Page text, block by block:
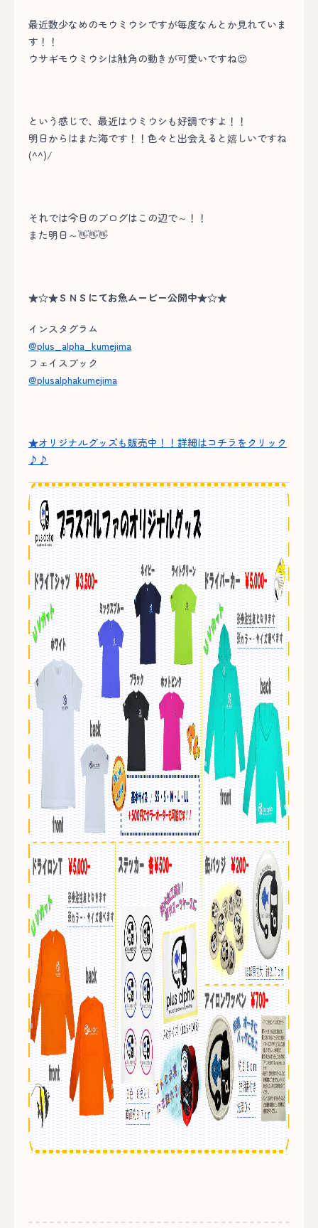
最近数少なめのモウミウシですが毎度なんとか見れていま
す！！
ウサギモウミウシは触角の動きが可愛いですね😍
という感じで、最近はウミウシも好調ですよ！！
明日からはまた海です！！色々と出会えると嬉しいですね
(^^)/
それでは今日のブログはこの辺で～！！
また明日～👋👋👋
★☆★ＳＮＳにてお魚ムービー公開中★☆★
インスタグラム
@plus_alpha_kumejima
フェイスブック
@plusalphakumejima
★オリジナルグッズも販売中！！詳細はコチラをクリック
♪♪